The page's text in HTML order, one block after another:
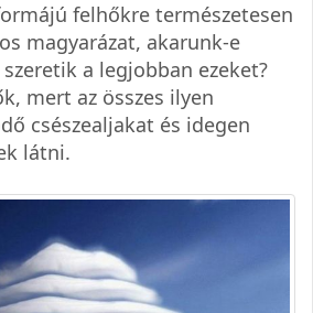
felhőkre természetesen
magyarázat, akarunk-e
a legjobban ezeket?
mert az összes ilyen
csészealjakat és idegen
látni.